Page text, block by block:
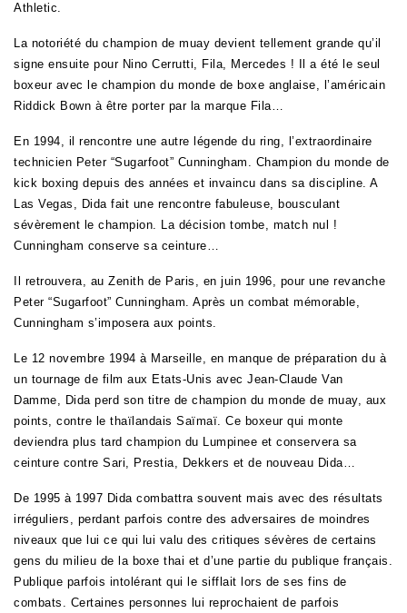
Athletic.
La notoriété du champion de muay devient tellement grande qu’il
signe ensuite pour Nino Cerrutti, Fila, Mercedes ! Il a été le seul
boxeur avec le champion du monde de boxe anglaise, l’américain
Riddick Bown à être porter par la marque Fila…
En 1994, il rencontre une autre légende du ring, l’extraordinaire
technicien Peter “Sugarfoot” Cunningham. Champion du monde de
kick boxing depuis des années et invaincu dans sa discipline. A
Las Vegas, Dida fait une rencontre fabuleuse, bousculant
sévèrement le champion. La décision tombe, match nul !
Cunningham conserve sa ceinture…
Il retrouvera, au Zenith de Paris, en juin 1996, pour une revanche
Peter “Sugarfoot” Cunningham. Après un combat mémorable,
Cunningham s’imposera aux points.
Le 12 novembre 1994 à Marseille, en manque de préparation du à
un tournage de film aux Etats-Unis avec Jean-Claude Van
Damme, Dida perd son titre de champion du monde de muay, aux
points, contre le thaïlandais Saïmaï. Ce boxeur qui monte
deviendra plus tard champion du Lumpinee et conservera sa
ceinture contre Sari, Prestia, Dekkers et de nouveau Dida…
De 1995 à 1997 Dida combattra souvent mais avec des résultats
irréguliers, perdant parfois contre des adversaires de moindres
niveaux que lui ce qui lui valu des critiques sévères de certains
gens du milieu de la boxe thai et d’une partie du publique français.
Publique parfois intolérant qui le sifflait lors de ses fins de
combats. Certaines personnes lui reprochaient de parfois